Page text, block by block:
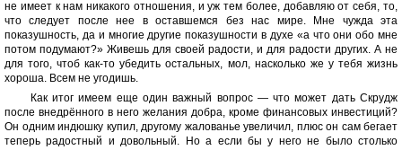
не имеет к нам никакого отношения, и уж тем более, добавляю от себя, то,
что следует после нее в оставшемся без нас мире. Мне чужда эта
показушность, да и многие другие показушности в духе «а что они обо мне
потом подумают?» Живешь для своей радости, и для радости других. А не
для того, чтоб как-то убедить остальных, мол, насколько же у тебя жизнь
хороша. Всем не угодишь.
Как итог имеем еще один важный вопрос — что может дать Скрудж
после внедрённого в него желания добра, кроме финансовых инвестиций?
Он одним индюшку купил, другому жалованье увеличил, плюс он сам бегает
теперь радостный и довольный. Но а если бы у него не было столько